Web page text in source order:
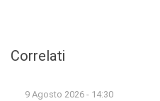
Correlati
9 Agosto 2026 - 14:30